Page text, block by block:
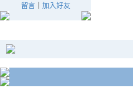
留言｜ 加入好友